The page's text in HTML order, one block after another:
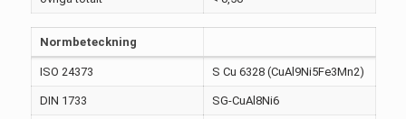
Normbeteckning
ISO 24373 S Cu 6328 (CuAl9Ni5Fe3Mn2)
DIN 1733 SG-CuAl8Ni6